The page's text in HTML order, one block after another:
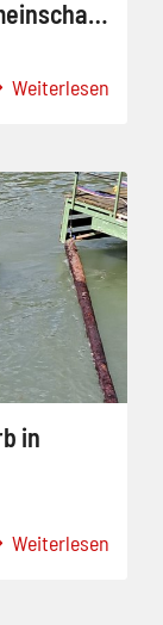
Weiterlesen
in
Weiterlesen